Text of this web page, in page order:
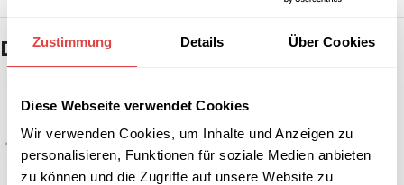
Zustimmung Details Über Cookies
Diese Webseite verwendet Cookies
Wir verwenden Cookies, um Inhalte und Anzeigen zu
personalisieren, Funktionen für soziale Medien anbieten
zu können und die Zugriffe auf unsere Website zu
Das könnte dir auch gefallen …